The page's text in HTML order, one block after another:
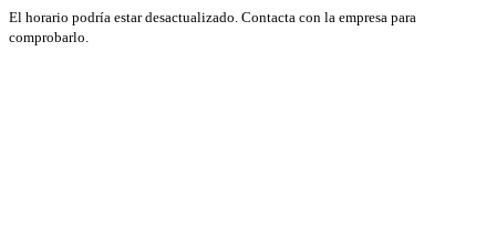
El horario podría estar desactualizado. Contacta con la empresa para
comprobarlo.